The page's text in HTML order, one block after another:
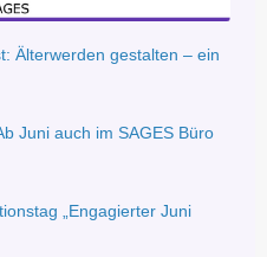
Älterwerden gestalten – ein
Juni auch im SAGES Büro
„Engagierter Juni